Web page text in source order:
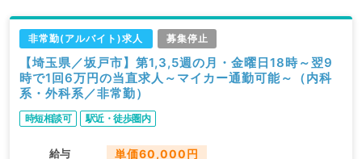
非常勤(アルバイト)求人 募集停止
【埼玉県／坂戸市】第1,3,5週の月・金曜日18時～翌9
時で1回6万円の当直求人～マイカー通勤可能～（内科
系・外科系／非常勤）
時短相談可 駅近・徒歩圏内
給与 単価60,000円